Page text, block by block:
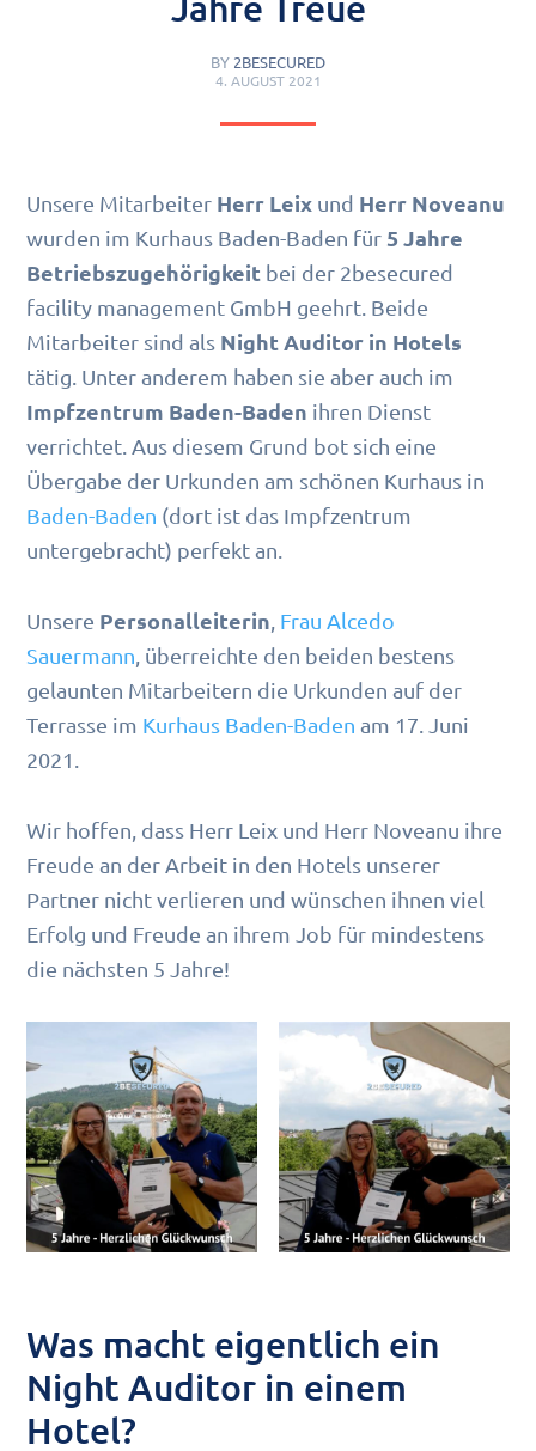
BY 2BESECURED
4. AUGUST 2021
Unsere Mitarbeiter Herr Leix und Herr Noveanu
wurden im Kurhaus Baden-Baden für 5 Jahre
Betriebszugehörigkeit bei der 2besecured
facility management GmbH geehrt. Beide
Mitarbeiter sind als Night Auditor in Hotels
tätig. Unter anderem haben sie aber auch im
Impfzentrum Baden-Baden ihren Dienst
verrichtet. Aus diesem Grund bot sich eine
Übergabe der Urkunden am schönen Kurhaus in
Baden-Baden (dort ist das Impfzentrum
untergebracht) perfekt an.
Unsere Personalleiterin, Frau Alcedo
Sauermann, überreichte den beiden bestens
gelaunten Mitarbeitern die Urkunden auf der
Terrasse im Kurhaus Baden-Baden am 17. Juni
2021.
Wir hoffen, dass Herr Leix und Herr Noveanu ihre
Freude an der Arbeit in den Hotels unserer
Partner nicht verlieren und wünschen ihnen viel
Erfolg und Freude an ihrem Job für mindestens
die nächsten 5 Jahre!
Was macht eigentlich ein
Night Auditor in einem
Hotel?